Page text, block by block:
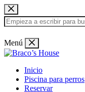
Saltar
al
contenido
Sin
resultados
Menú
Inicio
Piscina para perros
Reservar